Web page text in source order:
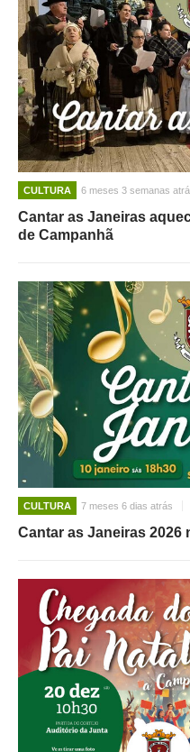
CULTURA 6 meses 3 semanas
Cantar as Janeiras
de Campanhã
CULTURA 7 meses 6 dias atrás
Cantar as Janeiras 2026